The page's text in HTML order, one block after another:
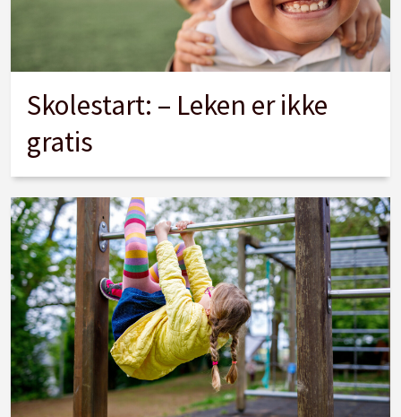
Skolestart: – Leken er ikke
gratis